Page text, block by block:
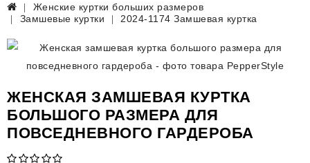
Женские куртки больших размеров
Замшевые куртки
2024-1174 Замшевая куртка
ЖЕНСКАЯ ЗАМШЕВАЯ КУРТКА
БОЛЬШОГО РАЗМЕРА ДЛЯ
ПОВСЕДНЕВНОГО ГАРДЕРОБА